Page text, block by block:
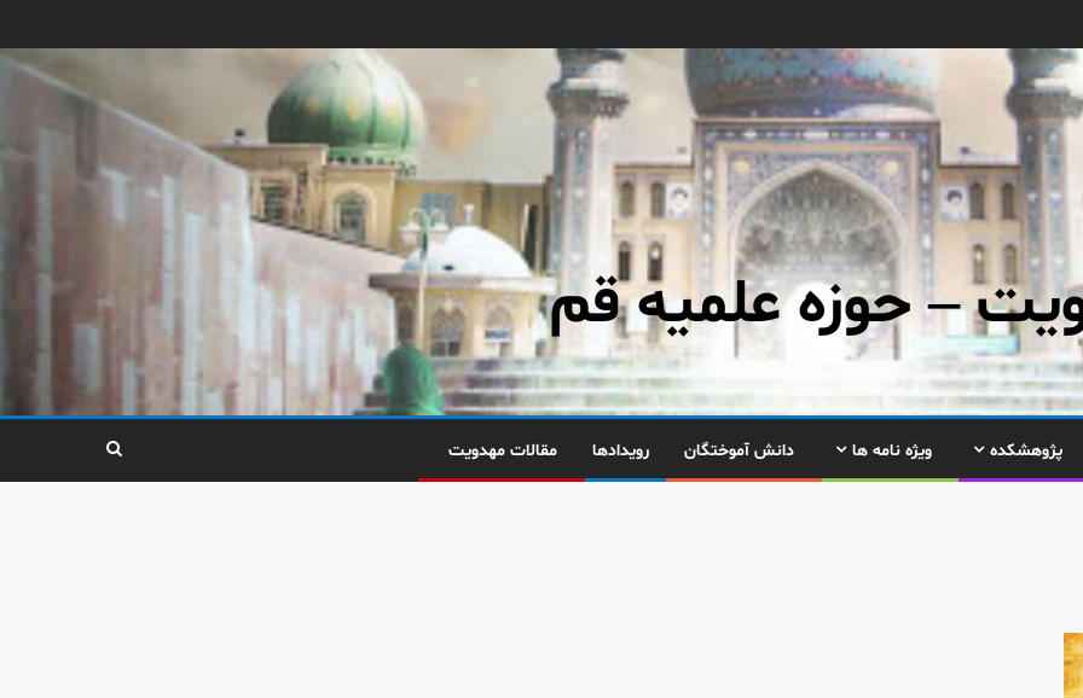
– حوزه علمیه قم
پژوهشکده ویژه نامه ها دانش آموختگان رویدادها مقالات مهدویت